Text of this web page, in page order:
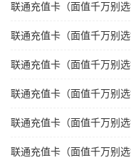
联通充值卡（面值千万别
联通充值卡（面值千万别
联通充值卡（面值千万别
联通充值卡（面值千万别
联通充值卡（面值千万别
联通充值卡（面值千万别